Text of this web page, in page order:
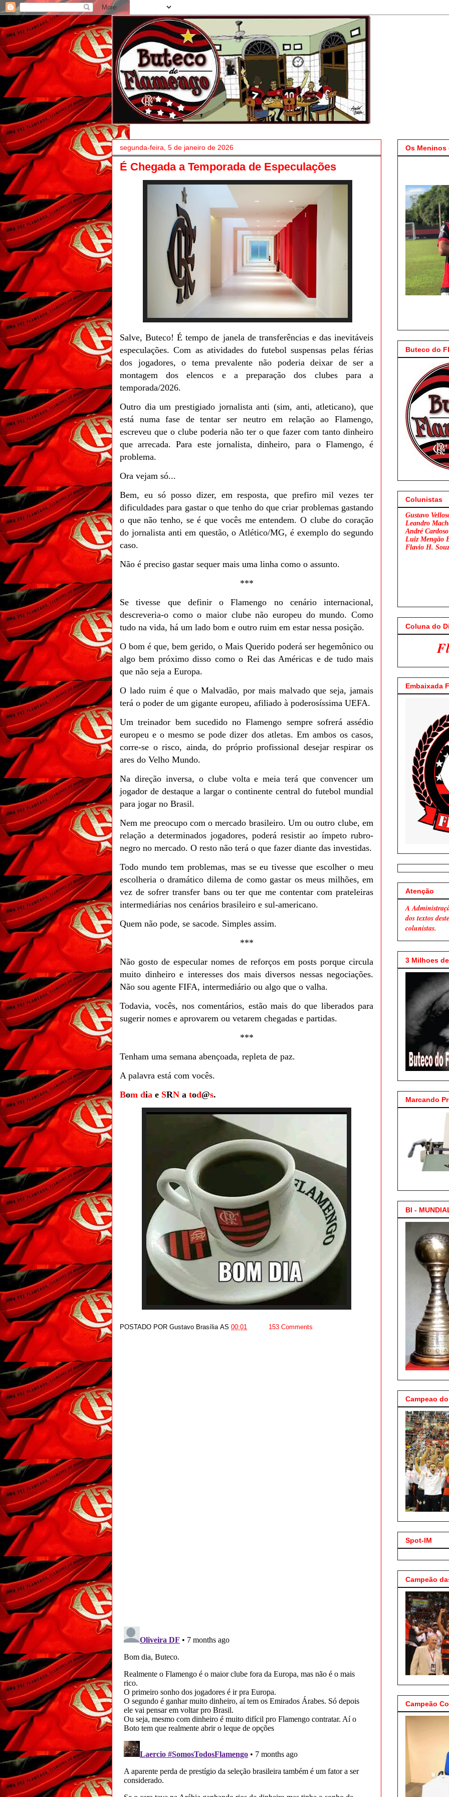
segunda-feira, 5 de janeiro de 2026
É Chegada a Temporada de Especulações
Salve, Buteco! É tempo de janela de transferências e das inevitáveis
especulações. Com as atividades do futebol suspensas pelas férias
dos jogadores, o tema prevalente não poderia deixar de ser a
montagem dos elencos e a preparação dos clubes para a
temporada/2026.
Outro dia um prestigiado jornalista anti (sim, anti, atleticano), que
está numa fase de tentar ser neutro em relação ao Flamengo,
escreveu que o clube poderia não ter o que fazer com tanto dinheiro
que arrecada. Para este jornalista, dinheiro, para o Flamengo, é
problema.
Ora vejam só...
Bem, eu só posso dizer, em resposta, que prefiro mil vezes ter
dificuldades para gastar o que tenho do que criar problemas gastando
o que não tenho, se é que vocês me entendem. O clube do coração
do jornalista anti em questão, o Atlético/MG, é exemplo do segundo
caso.
Não é preciso gastar sequer mais uma linha como o assunto.
***
Se tivesse que definir o Flamengo no cenário internacional,
descreveria-o como o maior clube não europeu do mundo. Como
tudo na vida, há um lado bom e outro ruim em estar nessa posição.
O bom é que, bem gerido, o Mais Querido poderá ser hegemônico ou
algo bem próximo disso como o Rei das Américas e de tudo mais
que não seja a Europa.
O lado ruim é que o Malvadão, por mais malvado que seja, jamais
terá o poder de um gigante europeu, afiliado à poderosíssima UEFA.
Um treinador bem sucedido no Flamengo sempre sofrerá assédio
europeu e o mesmo se pode dizer dos atletas. Em ambos os casos,
corre-se o risco, ainda, do próprio profissional desejar respirar os
ares do Velho Mundo.
Na direção inversa, o clube volta e meia terá que convencer um
jogador de destaque a largar o continente central do futebol mundial
para jogar no Brasil.
Nem me preocupo com o mercado brasileiro. Um ou outro clube, em
relação a determinados jogadores, poderá resistir ao ímpeto rubro-
negro no mercado. O resto não terá o que fazer diante das investidas.
Todo mundo tem problemas, mas se eu tivesse que escolher o meu
escolheria o dramático dilema de como gastar os meus milhões, em
vez de sofrer transfer bans ou ter que me contentar com prateleiras
intermediárias nos cenários brasileiro e sul-americano.
Quem não pode, se sacode. Simples assim.
***
Não gosto de especular nomes de reforços em posts porque circula
muito dinheiro e interesses dos mais diversos nessas negociações.
Não sou agente FIFA, intermediário ou algo que o valha.
Todavia, vocês, nos comentários, estão mais do que liberados para
sugerir nomes e aprovarem ou vetarem chegadas e partidas.
***
Tenham uma semana abençoada, repleta de paz.
A palavra está com vocês.
Bom dia e SRN a tod@s.
POSTADO POR Gustavo Brasília AS 00:01 153 Comments
Os
Buteco do
Colunistas
Gustavo
Leandro
André Cardoso
Luiz Mengão
Flavio H.
Coluna do
Flamengo x São
Embaixada
Atenção
A
dos textos
colunistas.
3 Milhoes
Marcando
BI -
Campeao
Spot-IM
Campeão
Campeão